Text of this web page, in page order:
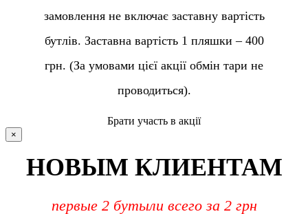
замовлення не включає заставну вартість
бутлів. Заставна вартість 1 пляшки – 400
грн. (За умовами цієї акції обмін тари не
проводиться).
Брати участь в акції
×
НОВЫМ КЛИЕНТАМ
первые 2 бутыли всего за 2 грн